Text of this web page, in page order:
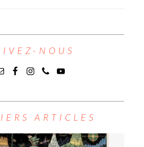
NOUS
ARTICLES